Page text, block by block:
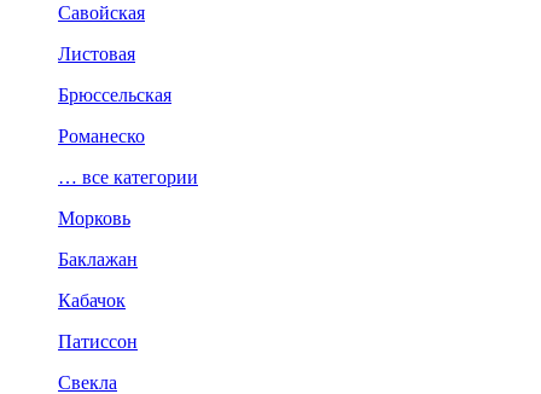
Савойская
Листовая
Брюссельская
Романеско
… все категории
Морковь
Баклажан
Кабачок
Патиссон
Свекла